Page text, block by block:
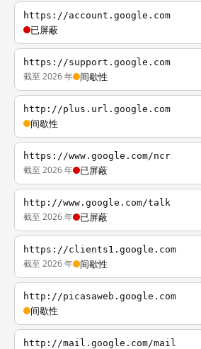
https://account.google.com
已屏蔽
https://support.google.com
截至 2026 年 间歇性
http://plus.url.google.com
间歇性
https://www.google.com/ncr
截至 2026 年 已屏蔽
http://www.google.com/talk
截至 2026 年 已屏蔽
https://clients1.google.com
截至 2026 年 间歇性
http://picasaweb.google.com
间歇性
http://mail.google.com/mail